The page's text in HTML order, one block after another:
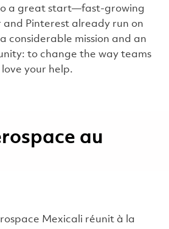
to a great start—fast-growing
and Pinterest already run on
considerable mission and an
to change the way teams
love your help.
au
Mexicali réunit à la